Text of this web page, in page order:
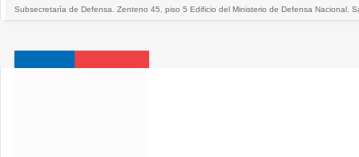
Subsecretaría de Defensa. Zenteno 45, piso 5 Edificio del Ministerio de Defensa Nacional.